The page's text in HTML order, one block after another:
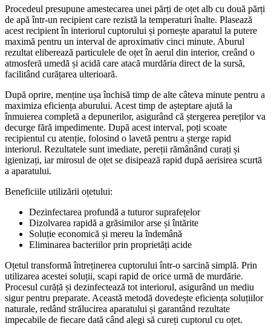
Procedeul presupune amestecarea unei părți de oțet alb cu două părți
de apă într-un recipient care rezistă la temperaturi înalte. Plasează
acest recipient în interiorul cuptorului și pornește aparatul la putere
maximă pentru un interval de aproximativ cinci minute. Aburul
rezultat eliberează particulele de oțet în aerul din interior, creând o
atmosferă umedă și acidă care atacă murdăria direct de la sursă,
facilitând curățarea ulterioară.
După oprire, menține ușa închisă timp de alte câteva minute pentru a
maximiza eficiența aburului. Acest timp de așteptare ajută la
înmuierea completă a depunerilor, asigurând că ștergerea pereților va
decurge fără impedimente. După acest interval, poți scoate
recipientul cu atenție, folosind o lavetă pentru a șterge rapid
interiorul. Rezultatele sunt imediate, pereții rămânând curați și
igienizați, iar mirosul de oțet se disipează rapid după aerisirea scurtă
a aparatului.
Beneficiile utilizării oțetului:
Dezinfectarea profundă a tuturor suprafețelor
Dizolvarea rapidă a grăsimilor arse și întărite
Soluție economică și mereu la îndemână
Eliminarea bacteriilor prin proprietăți acide
Oțetul transformă întreținerea cuptorului într-o sarcină simplă. Prin
utilizarea acestei soluții, scapi rapid de orice urmă de murdărie.
Procesul curăță și dezinfectează tot interiorul, asigurând un mediu
sigur pentru preparate. Această metodă dovedește eficiența soluțiilor
naturale, redând strălucirea aparatului și garantând rezultate
impecabile de fiecare dată când alegi să cureți cuptorul cu oțet.